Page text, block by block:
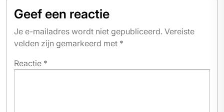
Geef een reactie
Je e-mailadres wordt niet gepubliceerd. Vereiste
velden zijn gemarkeerd met *
Reactie *